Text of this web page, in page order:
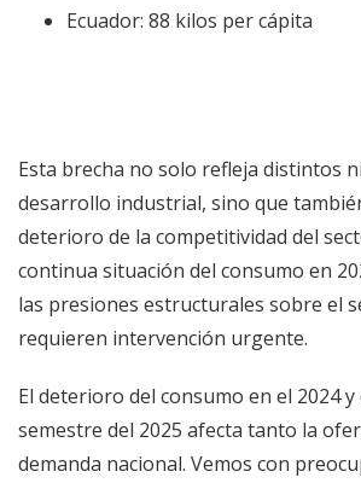
Ecuador: 88 kilos per cápita
Esta brecha no solo refleja distintos
desarrollo industrial, sino que
deterioro de la competitividad del
continua situación del consumo en
las presiones estructurales sobre el
requieren intervención urgente.
El deterioro del consumo en el 2024
semestre del 2025 afecta tanto la
demanda nacional. Vemos con